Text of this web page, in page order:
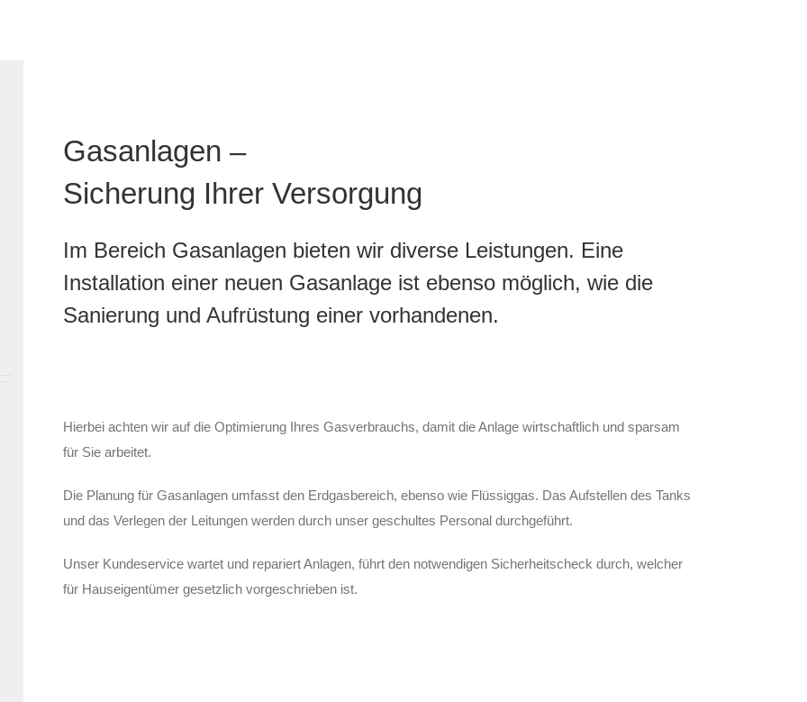
Gasanlagen –
Sicherung Ihrer Versorgung
Im Bereich Gasanlagen bieten wir diverse Leistungen. Eine
Installation einer neuen Gasanlage ist ebenso möglich, wie die
Sanierung und Aufrüstung einer vorhandenen.
Hierbei achten wir auf die Optimierung Ihres Gasverbrauchs, damit die Anlage wirtschaftlich und sparsam
für Sie arbeitet.
Die Planung für Gasanlagen umfasst den Erdgasbereich, ebenso wie Flüssiggas. Das Aufstellen des Tanks
und das Verlegen der Leitungen werden durch unser geschultes Personal durchgeführt.
Unser Kundeservice wartet und repariert Anlagen, führt den notwendigen Sicherheitscheck durch, welcher
für Hauseigentümer gesetzlich vorgeschrieben ist.